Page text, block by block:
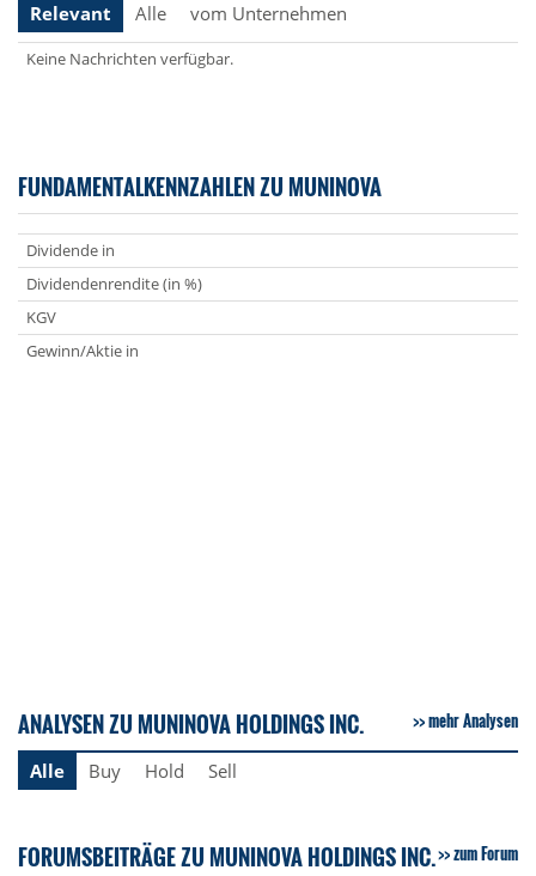
Relevant
Alle vom Unternehmen
Keine Nachrichten verfügbar.
FUNDAMENTALKENNZAHLEN ZU MUNINOVA
Dividende in
Dividendenrendite (in %)
KGV
Gewinn/Aktie in
ANALYSEN ZU MUNINOVA HOLDINGS INC. mehr Analysen
Alle Buy Hold Sell
FORUMSBEITRÄGE ZU MUNINOVA HOLDINGS INC. zum Forum